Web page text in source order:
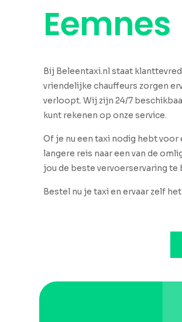
Eemnes
Bij Beleentaxi.nl staat
vriendelijke chauffeurs zorgen
verloopt. Wij zijn 24/7
kunt rekenen op onze service.
Of je nu een taxi nodig hebt
langere reis naar een van de
jou de beste vervoerservaring te
Bestel nu je taxi en ervaar zelf